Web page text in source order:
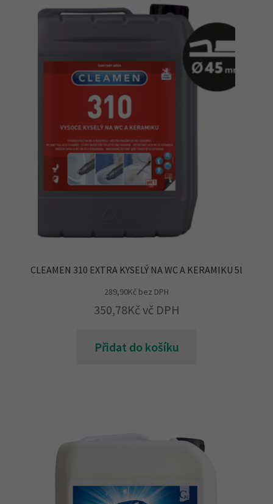
CLEAMEN 310 EXTRA KYSELÝ NA WC A KERAMIKU 5l
289,90Kč bez DPH
350,78Kč vč DPH
Přidat do košíku